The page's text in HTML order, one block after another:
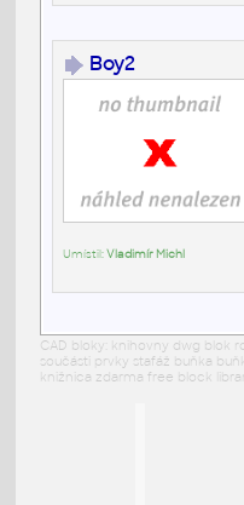
Boy2
Umístil:Vladimír Michl
CAD bloky: knihovny dwg blok
součásti prvky stafáž buňka
knižnica zdarma free block